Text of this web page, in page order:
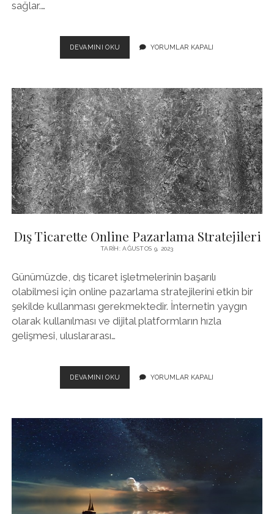
sağlar.…
DEVAMINI OKU
TICARETTE
LOJISTIK
SÜREÇLERI
NASIL
YÖNETILIR?
YORUMLAR KAPALI
Dış Ticarette Online Pazarlama Stratejileri
TARIH: AĞUSTOS 9, 2023
Günümüzde, dış ticaret işletmelerinin başarılı
olabilmesi için online pazarlama stratejilerini etkin bir
şekilde kullanması gerekmektedir. İnternetin yaygın
olarak kullanılması ve dijital platformların hızla
gelişmesi, uluslararası…
DEVAMINI OKU
TICARETTE
STRATEJILERI
YORUMLAR KAPALI